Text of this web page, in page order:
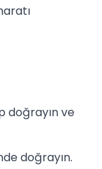
doğrayın ve
doğrayın.